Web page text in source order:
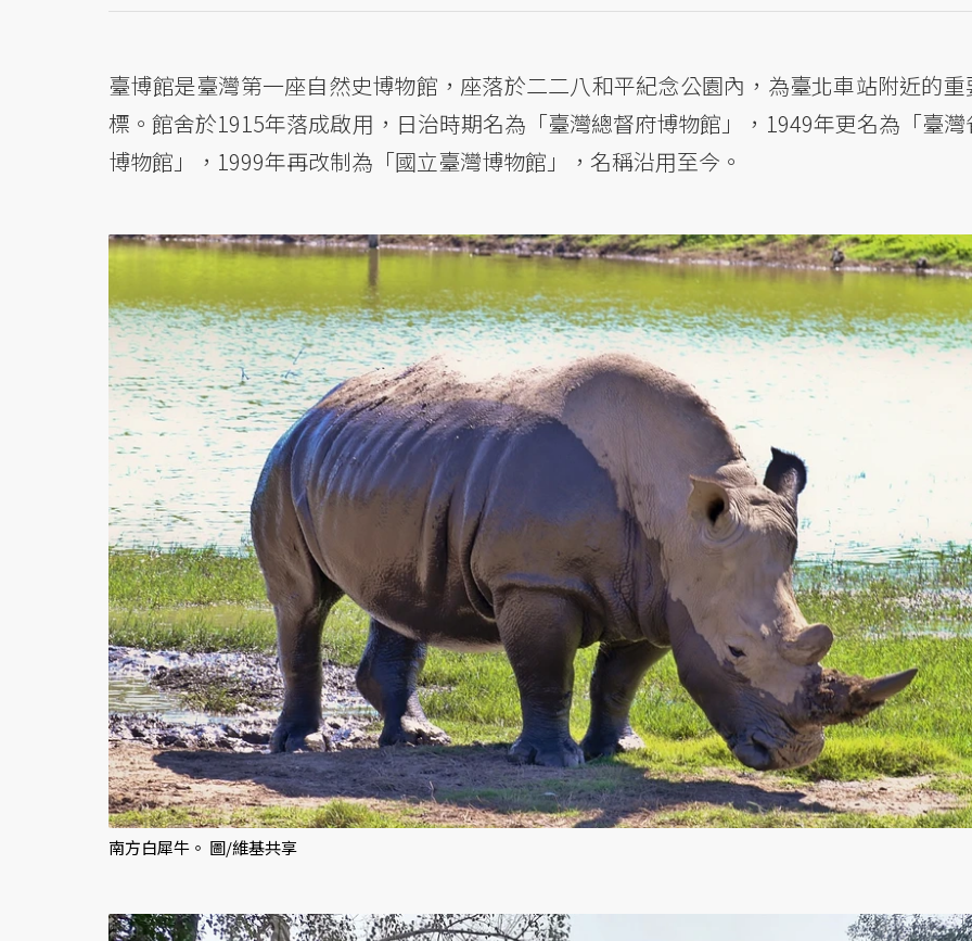
臺博館是臺灣第一座自然史博物館，座落於二二八和平紀念公園內，為臺北車站附近的重
標。館舍於1915年落成啟用，日治時期名為「臺灣總督府博物館」，1949年更名為「臺灣
博物館」，1999年再改制為「國立臺灣博物館」，名稱沿用至今。
南方白犀牛。 圖/維基共享